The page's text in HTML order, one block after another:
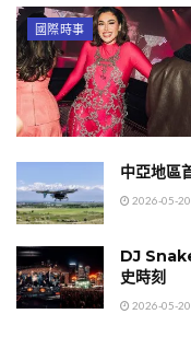
國際時事
中亞地區
2026-05-20
DJ
史時刻
2026-05-20